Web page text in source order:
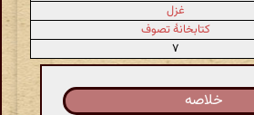
غزل
کتابخانهٔ تصوف
۷
خلاصه